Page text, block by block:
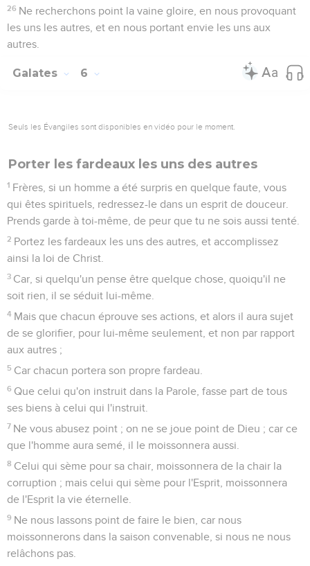
26 Ne recherchons point la vaine gloire, en nous provoquant
les uns les autres, et en nous portant envie les uns aux
autres.
Galates 6
Seuls les Évangiles sont disponibles en vidéo pour le moment.
Porter les fardeaux les uns des autres
1 Frères, si un homme a été surpris en quelque faute, vous
qui êtes spirituels, redressez-le dans un esprit de douceur.
Prends garde à toi-même, de peur que tu ne sois aussi tenté.
2 Portez les fardeaux les uns des autres, et accomplissez
ainsi la loi de Christ.
3 Car, si quelqu'un pense être quelque chose, quoiqu'il ne
soit rien, il se séduit lui-même.
4 Mais que chacun éprouve ses actions, et alors il aura sujet
de se glorifier, pour lui-même seulement, et non par rapport
aux autres ;
5 Car chacun portera son propre fardeau.
6 Que celui qu'on instruit dans la Parole, fasse part de tous
ses biens à celui qui l'instruit.
7 Ne vous abusez point ; on ne se joue point de Dieu ; car ce
que l'homme aura semé, il le moissonnera aussi.
8 Celui qui sème pour sa chair, moissonnera de la chair la
corruption ; mais celui qui sème pour l'Esprit, moissonnera
de l'Esprit la vie éternelle.
9 Ne nous lassons point de faire le bien, car nous
moissonnerons dans la saison convenable, si nous ne nous
relâchons pas.